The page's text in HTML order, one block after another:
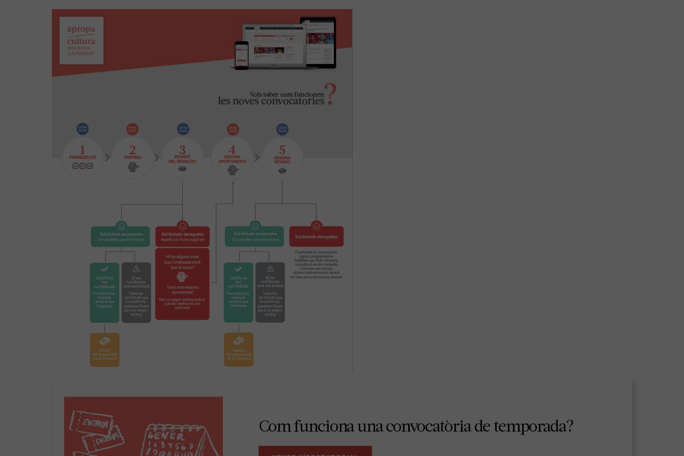
Com funciona una convocatòria de temporada?